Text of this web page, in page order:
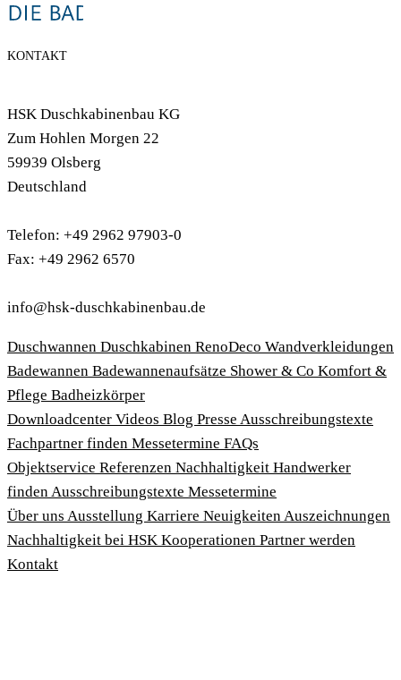
KONTAKT
HSK Duschkabinenbau KG
Zum Hohlen Morgen 22
59939 Olsberg
Deutschland
Telefon: +49 2962 97903-0
Fax: +49 2962 6570
info@hsk-duschkabinenbau.de
Duschwannen Duschkabinen RenoDeco Wandverkleidungen
Badewannen Badewannenaufsätze Shower & Co Komfort &
Pflege Badheizkörper
Download­center Videos Blog Presse Ausschreibungstexte
Fachpartner finden Messetermine FAQs
Objektservice Referenzen Nachhaltigkeit Handwerker
findenAusschreibungstexte Messetermine
Über uns Ausstellung Karriere NeuigkeitenAuszeichnungen
Nachhaltigkeit bei HSK Kooperationen Partner werden
Kontakt